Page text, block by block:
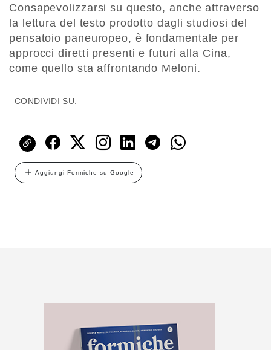
Consapevolizzarsi su questo, anche attraverso
la lettura del testo prodotto dagli studiosi del
pensatoio paneuropeo, è fondamentale per
approcci diretti presenti e futuri alla Cina,
come quello sta affrontando Meloni.
CONDIVIDI SU:
Aggiungi Formiche su Google